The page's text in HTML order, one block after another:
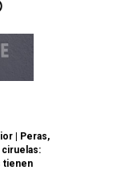
| Peras,
tienen